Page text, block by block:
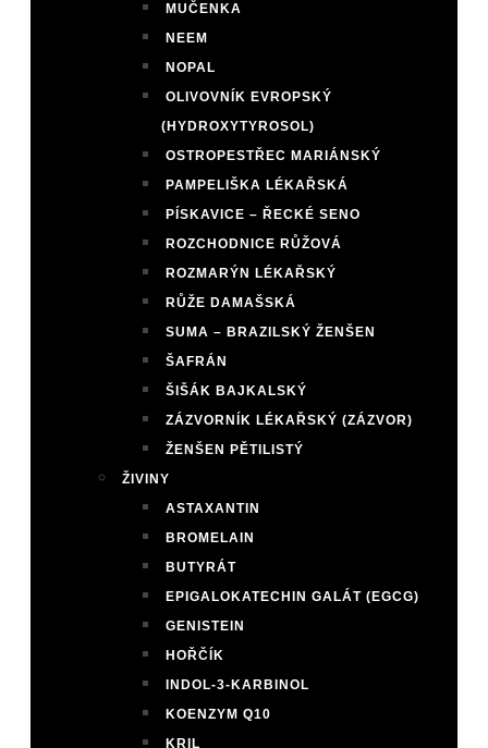
MUČENKA
NEEM
NOPAL
OLIVOVNÍK EVROPSKÝ
(HYDROXYTYROSOL)
OSTROPESTŘEC MARIÁNSKÝ
PAMPELIŠKA LÉKAŘSKÁ
PÍSKAVICE – ŘECKÉ SENO
ROZCHODNICE RŮŽOVÁ
ROZMARÝN LÉKAŘSKÝ
RŮŽE DAMAŠSKÁ
SUMA – BRAZILSKÝ ŽENŠEN
ŠAFRÁN
ŠIŠÁK BAJKALSKÝ
ZÁZVORNÍK LÉKAŘSKÝ (ZÁZVOR)
ŽENŠEN PĚTILISTÝ
ŽIVINY
ASTAXANTIN
BROMELAIN
BUTYRÁT
EPIGALOKATECHIN GALÁT (EGCG)
GENISTEIN
HOŘČÍK
INDOL-3-KARBINOL
KOENZYM Q10
KRIL